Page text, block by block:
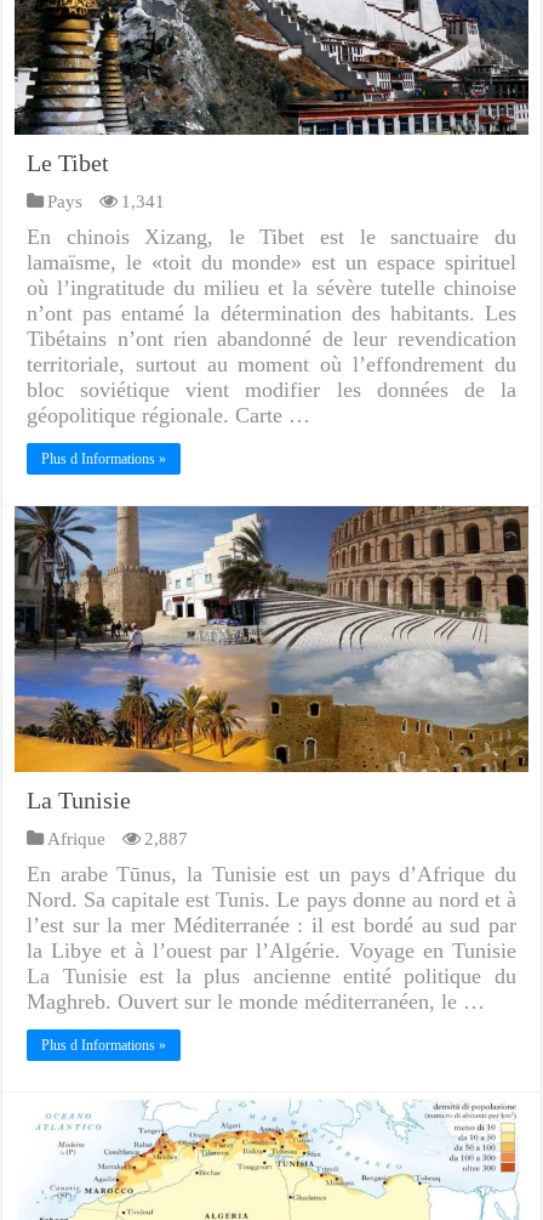
Le Tibet
Pays 1,341
En chinois Xizang, le Tibet est le sanctuaire du
lamaïsme, le «toit du monde» est un espace spirituel
où l’ingratitude du milieu et la sévère tutelle chinoise
n’ont pas entamé la détermination des habitants. Les
Tibétains n’ont rien abandonné de leur revendication
territoriale, surtout au moment où l’effondrement du
bloc soviétique vient modifier les données de la
géopolitique régionale. Carte …
Plus d Informations »
La Tunisie
Afrique 2,887
En arabe Tūnus, la Tunisie est un pays d’Afrique du
Nord. Sa capitale est Tunis. Le pays donne au nord et à
l’est sur la mer Méditerranée : il est bordé au sud par
la Libye et à l’ouest par l’Algérie. Voyage en Tunisie
La Tunisie est la plus ancienne entité politique du
Maghreb. Ouvert sur le monde méditerranéen, le …
Plus d Informations »